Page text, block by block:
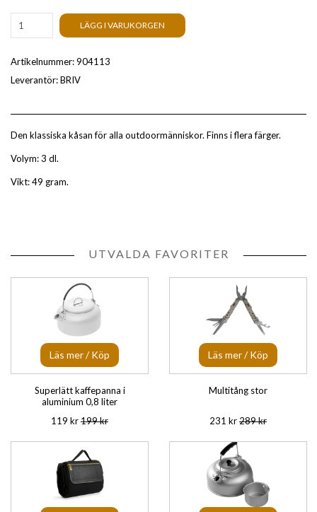
LÄGG I VARUKORGEN
Artikelnummer:904113
Leverantör:BRIV
Den klassiska kåsan för alla outdoormänniskor. Finns i flera färger.
Volym: 3 dl.
Vikt: 49 gram.
UTVALDA FAVORITER
Läs mer / Köp
Superlätt kaffepanna i
aluminium 0,8 liter
119 kr199 kr
Läs mer / Köp
Multitång stor
231 kr289 kr